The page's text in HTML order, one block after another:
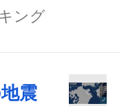
ング
地震